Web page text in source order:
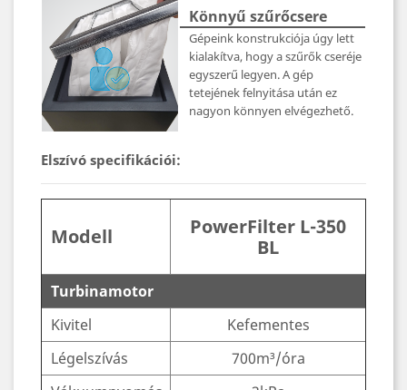
Könnyű szűrőcsere
Gépeink konstrukciója úgy lett
kialakítva, hogy a szűrők cseréje
egyszerű legyen. A gép
tetejének felnyitása után ez
nagyon könnyen elvégezhető.
Elszívó specifikációi:
Modell
PowerFilter L-350
BL
Turbinamotor
Kivitel
Kefementes
Légelszívás
700m³/óra